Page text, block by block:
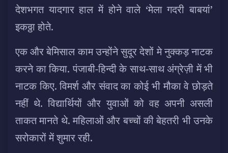
देशभगत यादगार हाल में होने वाले ‘मेला गदरी बाबयां’
इकठ्ठा होते.
एक और बेमिसाल काम उन्होंने सुदूर देशों मे नुक्कड़ नाटक
करने का किया. पंजाबी-हिन्दी के साथ-साथ अंग्रेज़ी में भी
नाटक किए. विमर्श और संवाद का कोई भी मौका वे छोड़ते
नहीं थे. विद्यार्थियों और युवाओं को वह अपनी असली
ताकत मानते थे. महिलाओं और बच्चों की बेहतरी भी उनके
सरोकारों में शुमार रही.